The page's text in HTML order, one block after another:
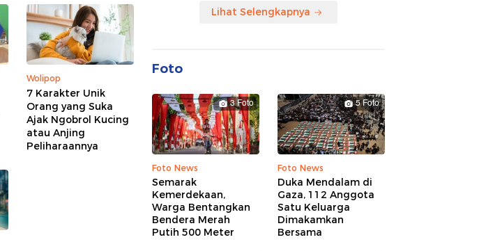
Wolipop
7 Karakter Unik
Orang yang Suka
Ajak Ngobrol Kucing
atau Anjing
Peliharaannya
Lihat Selengkapnya
Foto
3 Foto
Foto News
Semarak
Kemerdekaan,
Warga Bentangkan
Bendera Merah
Putih 500 Meter
5 Foto
Foto News
Duka Mendalam di
Gaza, 112 Anggota
Satu Keluarga
Dimakamkan
Bersama